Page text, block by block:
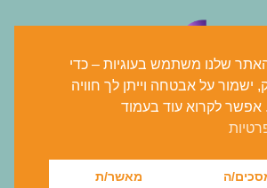
שלנו משתמש בעוגיות – כדי
ישמור על אבטחה וייתן לך חוויה
אפשר לקרוא עוד בעמוד
ה מאשר/ת
tomer@shalem-bit.co.il